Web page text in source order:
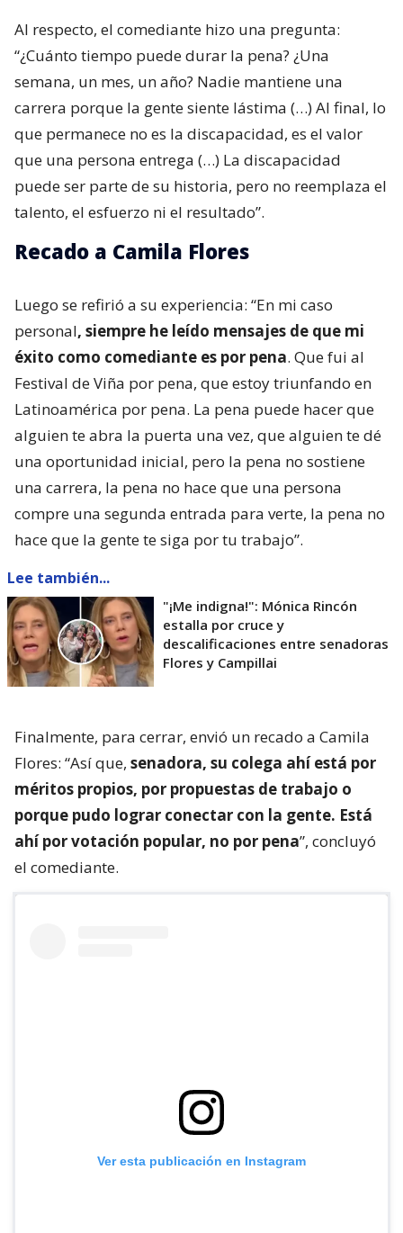
Al respecto, el comediante hizo una pregunta:
“¿Cuánto tiempo puede durar la pena? ¿Una
semana, un mes, un año? Nadie mantiene una
carrera porque la gente siente lástima (…) Al final, lo
que permanece no es la discapacidad, es el valor
que una persona entrega (…) La discapacidad
puede ser parte de su historia, pero no reemplaza el
talento, el esfuerzo ni el resultado”.
Recado a Camila Flores
Luego se refirió a su experiencia: “En mi caso
personal, siempre he leído mensajes de que mi
éxito como comediante es por pena. Que fui al
Festival de Viña por pena, que estoy triunfando en
Latinoamérica por pena. La pena puede hacer que
alguien te abra la puerta una vez, que alguien te dé
una oportunidad inicial, pero la pena no sostiene
una carrera, la pena no hace que una persona
compre una segunda entrada para verte, la pena no
hace que la gente te siga por tu trabajo”.
Lee también...
"¡Me indigna!": Mónica Rincón
estalla por cruce y
descalificaciones entre senadoras
Flores y Campillai
Finalmente, para cerrar, envió un recado a Camila
Flores: “Así que, senadora, su colega ahí está por
méritos propios, por propuestas de trabajo o
porque pudo lograr conectar con la gente. Está
ahí por votación popular, no por pena”, concluyó
el comediante.
Ver esta publicación en Instagram